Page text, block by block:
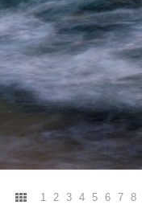
1 2 3 4 5 6 7 8